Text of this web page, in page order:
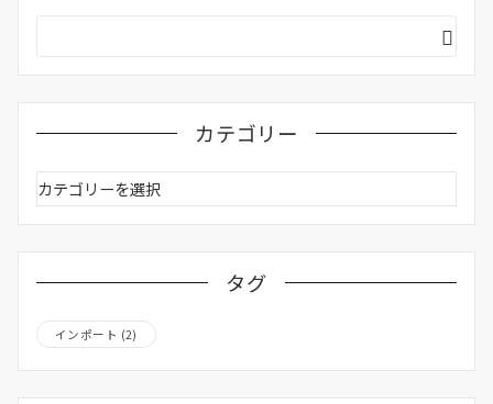
カテゴリー
カ
テ
ゴ
タグ
インポート (2)